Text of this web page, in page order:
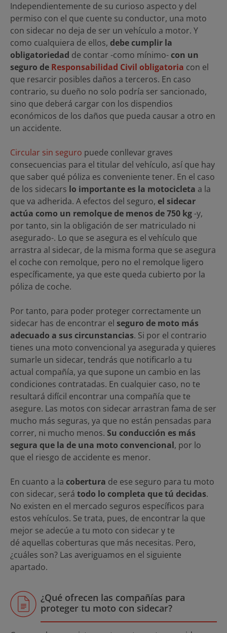
Independientemente de su curioso aspecto y del
permiso con el que cuente su conductor, una moto
con sidecar no deja de ser un vehículo a motor. Y
como cualquiera de ellos, debe cumplir la
obligatoriedad de contar -como mínimo-con un
seguro de Responsabilidad Civil obligatoria con el
que resarcir posibles daños a terceros. En caso
contrario, su dueño no solo podría ser sancionado,
sino que deberá cargar con los dispendios
económicos de los daños que pueda causar a otro en
un accidente.
Circular sin seguro puede conllevar graves
consecuencias para el titular del vehículo, así que hay
que saber qué póliza es conveniente tener. En el caso
de los sidecars lo importante es la motocicleta a la
que va adherida. A efectos del seguro, el sidecar
actúa como un remolque de menos de 750 kg-y,
por tanto, sin la obligación de ser matriculado ni
asegurado-. Lo que se asegura es el vehículo que
arrastra al sidecar, de la misma forma que se asegura
el coche con remolque, pero no el remolque ligero
específicamente, ya que este queda cubierto por la
póliza de coche.
Por tanto, para poder proteger correctamente un
sidecar has de encontrar el seguro de moto más
adecuado a sus circunstancias. Si por el contrario
tienes una moto convencional ya asegurada y quieres
sumarle un sidecar, tendrás que notificarlo a tu
actual compañía, ya que supone un cambio en las
condiciones contratadas. En cualquier caso, no te
resultará difícil encontrar una compañía que te
asegure. Las motos con sidecar arrastran fama de ser
mucho más seguras, ya que no están pensadas para
correr, ni mucho menos. Su conducción es más
segura que la de una moto convencional, por lo
que el riesgo de accidente es menor.
En cuanto a la cobertura de ese seguro para tu moto
con sidecar, será todo lo completa que tú decidas.
No existen en el mercado seguros específicos para
estos vehículos. Se trata, pues, de encontrar la que
mejor se adecúe a tu moto con sidecar y te
dé aquellas coberturas que más necesitas. Pero,
¿cuáles son? Las averiguamos en el siguiente
apartado.
¿Qué ofrecen las compañías para
proteger tu moto con sidecar?